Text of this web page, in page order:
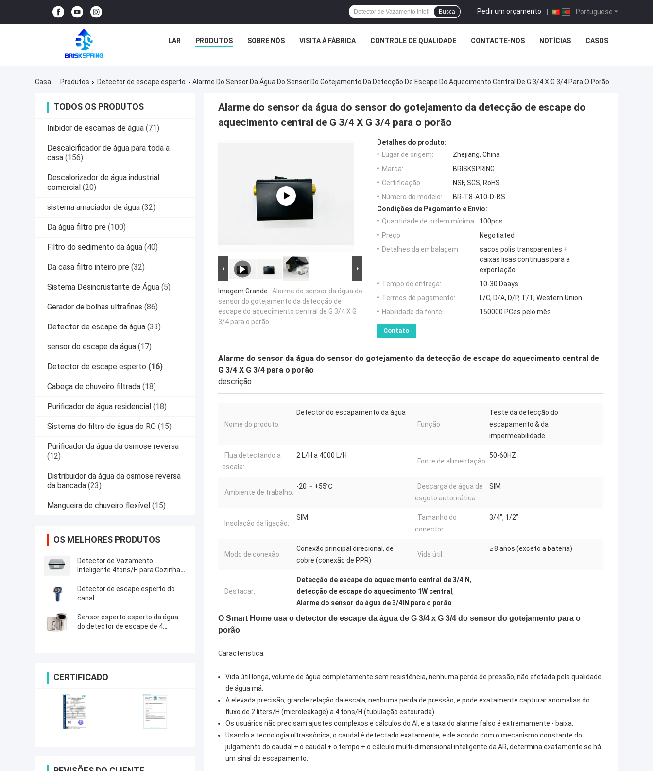
Portuguese
Pedir um orçamento |
Busca
LAR PRODUTOS SOBRE NÓS VISITA À FÁBRICA CONTROLE DE QUALIDADE CONTACTE-NOS NOTÍCIAS CASOS
Casa Produtos Detector de escape esperto Alarme Do Sensor Da Água Do Sensor Do Gotejamento Da Detecção De Escape Do Aquecimento Central De G 3/4 X G 3/4 Para O Porão
TODOS OS PRODUTOS
Inibidor de escamas de água (71)
Descalcificador de água para toda a
casa (156)
Descalorizador de água industrial
comercial (20)
sistema amaciador de água (32)
Da água filtro pre (100)
Filtro do sedimento da água (40)
Da casa filtro inteiro pre (32)
Sistema Desincrustante de Água (5)
Gerador de bolhas ultrafinas (86)
Detector de escape da água (33)
sensor do escape da água (17)
Detector de escape esperto (16)
Cabeça de chuveiro filtrada (18)
Purificador de água residencial (18)
Sistema do filtro de água do RO (15)
Purificador da água da osmose reversa
(12)
Distribuidor da água da osmose reversa
da bancada (23)
Mangueira de chuveiro flexível (15)
OS MELHORES PRODUTOS
Detector de Vazamento
Inteligente 4tons/H para Cozinha
Automático com Corte de Água
Detector de escape esperto do
canal
Sensor esperto esperto da água
do detector de escape de 4
CERTIFICADO
Alarme do sensor da água do sensor do gotejamento da detecção de escape do
aquecimento central de G 3/4 X G 3/4 para o porão
Imagem Grande : Alarme do sensor da água do
sensor do gotejamento da detecção de
escape do aquecimento central de G 3/4 X G
3/4 para o porão
Detalhes do produto:
Lugar de origem:
Zhejiang, China
Marca:
BRISKSPRING
Certificação:
NSF, SGS, RoHS
Número do modelo:
BR-T8-A10-D-BS
Condições de Pagamento e Envio:
Quantidade de ordem mínima:
100pcs
Preço:
Negotiated
Detalhes da embalagem:
sacos polis transparentes +
caixas lisas contínuas para a
exportação
Tempo de entrega:
10-30 Daays
Termos de pagamento:
L/C, D/A, D/P, T/T, Western Union
Habilidade da fonte:
150000 PCes pelo mês
Contato
Alarme do sensor da água do sensor do gotejamento da detecção de escape do aquecimento central de
G 3/4 X G 3/4 para o porão
descrição
Nome do produto:
Detector do escapamento da água
Função:
Teste da detecção do
escapamento & da
impermeabilidade
Flua detectando a
escala:
2 L/H a 4000 L/H
Fonte de alimentação:
50-60HZ
Ambiente de trabalho:
-20 ~ +55℃
Descarga de água de
esgoto automática:
SIM
Insolação da ligação:
SIM
Tamanho do
conector:
3/4", 1/2”
Modo de conexão:
Conexão principal direcional, de
cobre (conexão de PPR)
Vida útil:
≥ 8 anos (exceto a bateria)
Destacar:
Detecção de escape do aquecimento central de 3/4IN,
detecção de escape do aquecimento 1W central ,
Alarme do sensor da água de 3/4IN para o porão
O Smart Home usa o detector de escape da água de G 3/4 x G 3/4 do sensor do gotejamento para o
porão
Característica:
Vida útil longa, volume de água completamente sem resistência, nenhuma perda de pressão, não afetada pela qualidade
de água má.
A elevada precisão, grande relação da escala, nenhuma perda de pressão, e pode exatamente capturar anomalias do
fluxo de 2 liters/H (microleakage) a 4 tons/H (tubulação estourada).
Os usuários não precisam ajustes complexos e cálculos do AI, e a taxa do alarme falso é extremamente - baixa.
Usando a tecnologia ultrassônica, o caudal é detectado exatamente, e de acordo com o mecanismo constante do
julgamento do caudal + o caudal + o tempo + o cálculo multi-dimensional inteligente da AR, determina exatamente se há
um sinal do escapamento.